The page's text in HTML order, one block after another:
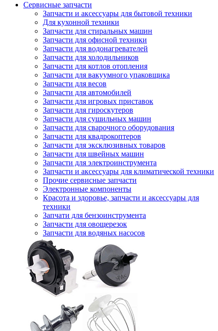
Сервисные запчасти
Запчасти и аксессуары для бытовой техники
Для кухонной техники
Запчасти для стиральных машин
Запчасти для офисной техники
Запчасти для водонагревателей
Запчасти для холодильников
Запчасти для котлов отопления
Запчасти для вакуумного упаковщика
Запчасти для весов
Запчасти для автомобилей
Запчасти для игровых приставок
Запчасти для гироскутеров
Запчасти для сушильных машин
Запчасти для сварочного оборудования
Запчасти для квадрокоптеров
Запчасти для эксклюзивных товаров
Запчасти для швейных машин
Запчасти для электроинструмента
Запчасти и аксессуары для климатической техники
Прочие сервисные запчасти
Электронные компоненты
Красота и здоровье, запчасти и аксессуары для
техники
Запчати для бензоинструмента
Запчасти для овощерезок
Запчасти для водяных насосов